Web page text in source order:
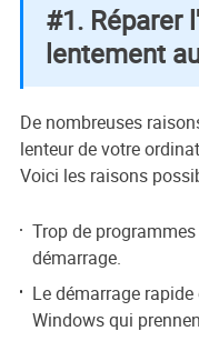
#1. Réparer
lentement
De nombreuses
lenteur de votre
Voici les raisons
Trop de
démarrage.
Le démarrage
Windows qui